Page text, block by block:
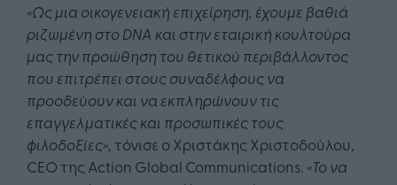
«Ως μια οικογενειακή επιχείρηση, έχουμε βαθιά
ριζωμένη στοDNA και στην εταιρική κουλτούρα
μας την προώθηση του θετικού περιβάλλοντος
που επιτρέπει στους συναδέλφους να
προοδεύουν και να εκπληρώνουν τις
επαγγελματικές και προσωπικές τους
φιλοδοξίες», τόνισε ο Χριστάκης Χριστοδούλου,
CEO της Action Global Communications. «Το να